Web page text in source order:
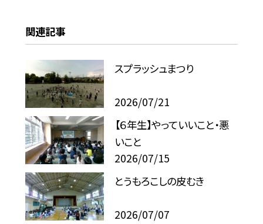
関連記事
スプラッシュまつり
2026/07/21
【６年生】やっていいこと・悪
いこと
2026/07/15
とうもろこしの皮むき
2026/07/07